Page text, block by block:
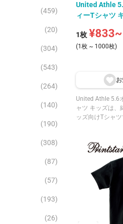
(459)
(20)
(304)
(543)
(264)
(140)
(190)
(308)
(87)
(57)
(193)
(26)
United Athle
ィーTシャツ
1枚 ¥833~
(1枚 ~ 1000枚)
United Athle 5.6
ャツ キッズは、
ッズ向けTシャ
ンダー始末で、
型崩れを防ぎま
チ始末で、生地
イト・ブラック
から、トロピカ
ー・ターコイズ
まで、豊富な23
7サイズ展開で